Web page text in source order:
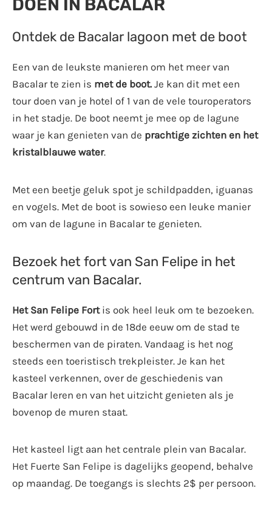
DOEN IN BACALAR
Ontdek de Bacalar lagoon met de boot
Een van de leukste manieren om het meer van
Bacalar te zien is met de boot. Je kan dit met een
tour doen van je hotel of 1 van de vele touroperators
in het stadje. De boot neemt je mee op de lagune
waar je kan genieten van de prachtige zichten en het
kristalblauwe water.
Met een beetje geluk spot je schildpadden, iguanas
en vogels. Met de boot is sowieso een leuke manier
om van de lagune in Bacalar te genieten.
Bezoek het fort van San Felipe in het
centrum van Bacalar.
Het San Felipe Fortis ook heel leuk om te bezoeken.
Het werd gebouwd in de 18de eeuw om de stad te
beschermen van de piraten. Vandaag is het nog
steeds een toeristisch trekpleister. Je kan het
kasteel verkennen, over de geschiedenis van
Bacalar leren en van het uitzicht genieten als je
bovenop de muren staat.
Het kasteel ligt aan het centrale plein van Bacalar.
Het Fuerte San Felipe is dagelijks geopend, behalve
op maandag. De toegangs is slechts 2$ per persoon.